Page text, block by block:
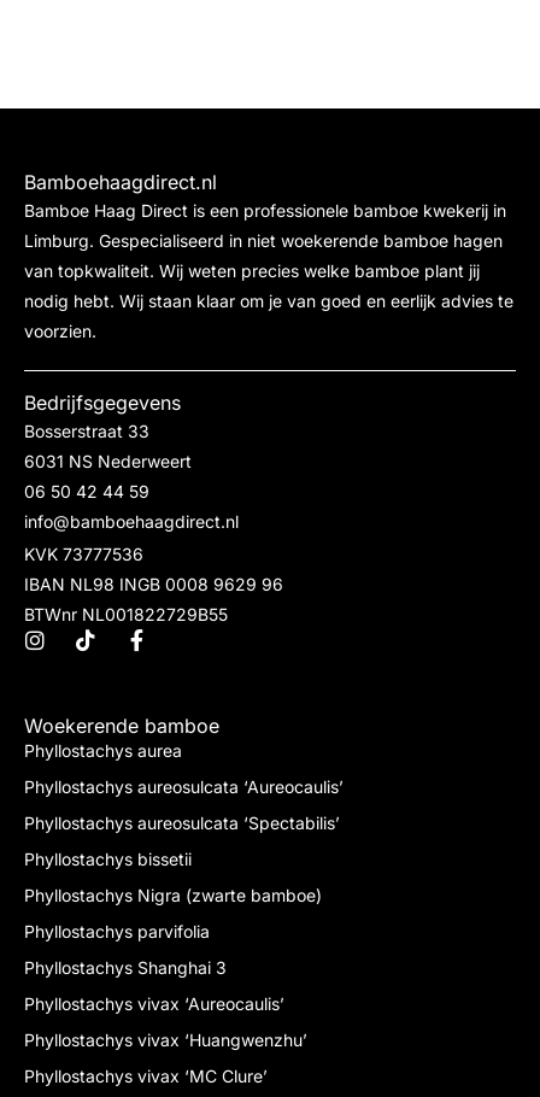
Bamboehaagdirect.nl
Bamboe Haag Direct is een professionele bamboe kwekerij in
Limburg. Gespecialiseerd in niet woekerende bamboe hagen
van topkwaliteit. Wij weten precies welke bamboe plant jij
nodig hebt. Wij staan klaar om je van goed en eerlijk advies te
voorzien.
Bedrijfsgegevens
Bosserstraat 33
6031 NS Nederweert
06 50 42 44 59
info@bamboehaagdirect.nl
KVK 73777536
IBAN NL98 INGB 0008 9629 96
BTWnr NL001822729B55
Woekerende bamboe
Phyllostachys aurea
Phyllostachys aureosulcata ‘Aureocaulis’
Phyllostachys aureosulcata ‘Spectabilis’
Phyllostachys bissetii
Phyllostachys Nigra (zwarte bamboe)
Phyllostachys parvifolia
Phyllostachys Shanghai 3
Phyllostachys vivax ‘Aureocaulis’
Phyllostachys vivax ‘Huangwenzhu’
Phyllostachys vivax ‘MC Clure’